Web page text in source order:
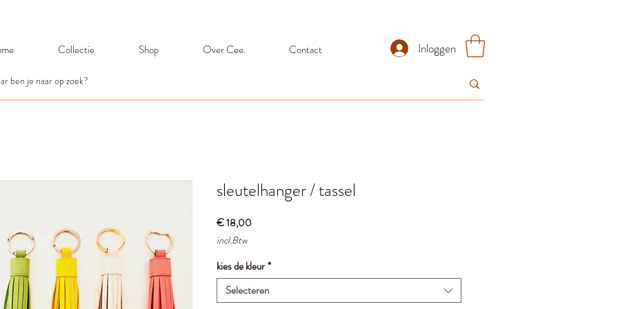
Inloggen
Collectie Shop Over Cee. Contact
sleutelhanger / tassel
€ 18,00Prijs
incl.Btw
kies de kleur*
Selecteren